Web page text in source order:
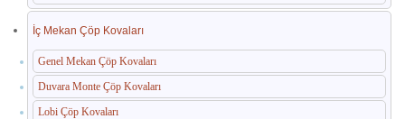
İç Mekan Çöp Kovaları
Genel Mekan Çöp Kovaları
Duvara Monte Çöp Kovaları
Lobi Çöp Kovaları